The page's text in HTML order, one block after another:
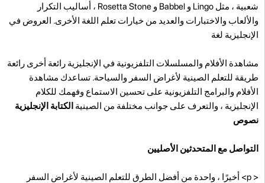
شعبية ، مثل Lingo و Babbel و Rosetta Stone ، أساليب التكرار
والألعاب والاختبارات والعديد من خيارات تعلم اللغة الأخرى. العروض في
الإنجليزية لغة
مشاهدة الأفلام والمسلسلات التلفزيونية في الإنجليزية رائعة أخرى رائعة
طريقة للتعلم الصينية لأغراض السفر والسياحة. تساعدك مشاهدة
الأفلام والبرامج التلفزيونية على تحسين الاستماع وفهمك للكلام
الإنجليزية ، والتعرف على جوانب مختلفة من الصينية الكتابة الإنجليزية
نصوص
التواصل مع المتحدثين الأصليين
< p>
أخيرًا ، واحدة من أفضل الطرق للتعلم الصينية لأغراض السفر